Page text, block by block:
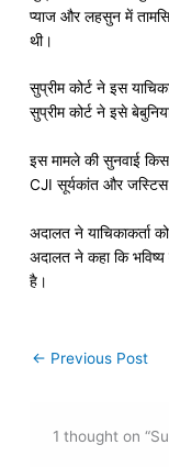
प्याज और लहसुन में
थी।
सुप्रीम कोर्ट ने इस
सुप्रीम कोर्ट ने इसे
इस मामले की सुनवाई
CJI सूर्यकांत और जस्टिस
अदालत ने याचिकाकर्ता
अदालत ने कहा कि भविष्य
है।
← Previous Post
1 thought on